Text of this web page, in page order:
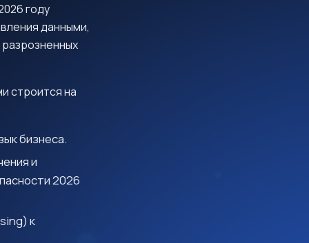
году
данными,
строится на
бизнеса.
и
2026
к